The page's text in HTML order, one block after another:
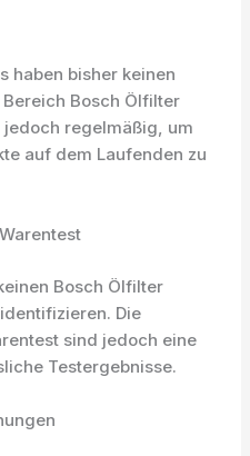
haben bisher keinen
Bosch Ölfilter
regelmäßig, um
auf dem Laufenden zu
Bosch Ölfilter
Die
sind jedoch eine
Testergebnisse.